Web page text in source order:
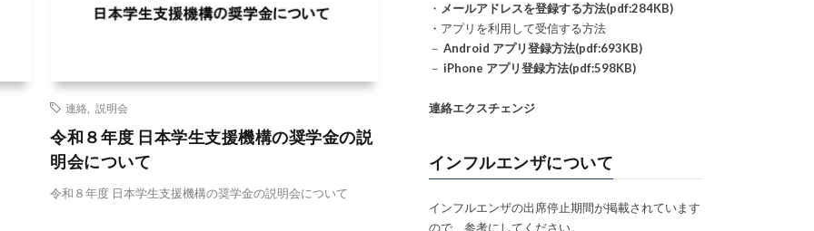
連絡 ,説明会
令和８年度 日本学生支援機構の奨学金の説
明会について
令和８年度 日本学生支援機構の奨学金の説明会について
・ メールアドレスを登録する方法(pdf:284KB)
・アプリを利用して受信する方法
－ Android アプリ登録方法(pdf:693KB)
－ iPhone アプリ登録方法(pdf:598KB)
連絡エクスチェンジ
インフルエンザについて
インフルエンザの出席停止期間が掲載されています
ので、参考にしてください。